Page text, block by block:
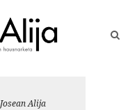
Josean Alija